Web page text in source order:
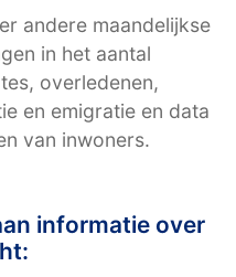
andere maandelijkse
in het aantal
overledenen,
en emigratie en data
van inwoners.
informatie over